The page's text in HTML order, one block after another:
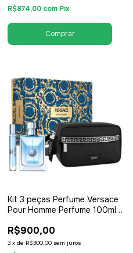
R$874,00 com Pix
Kit 3 peças Perfume Versace
Pour Homme Perfume 100ml +
Eau de Toilette - Masculino
R$900,00
3 x de R$300,00 sem juros